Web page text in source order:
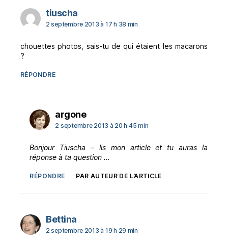
tiuschadit :
2 septembre 2013 à 17 h 38 min
chouettes photos, sais-tu de qui étaient les macarons
?
RÉPONDRE
argonedit :
2 septembre 2013 à 20 h 45 min
Bonjour Tiuscha – lis mon article et tu auras la
réponse à ta question …
RÉPONDRE PAR AUTEUR DE L’ARTICLE
Bettinadit :
2 septembre 2013 à 19 h 29 min